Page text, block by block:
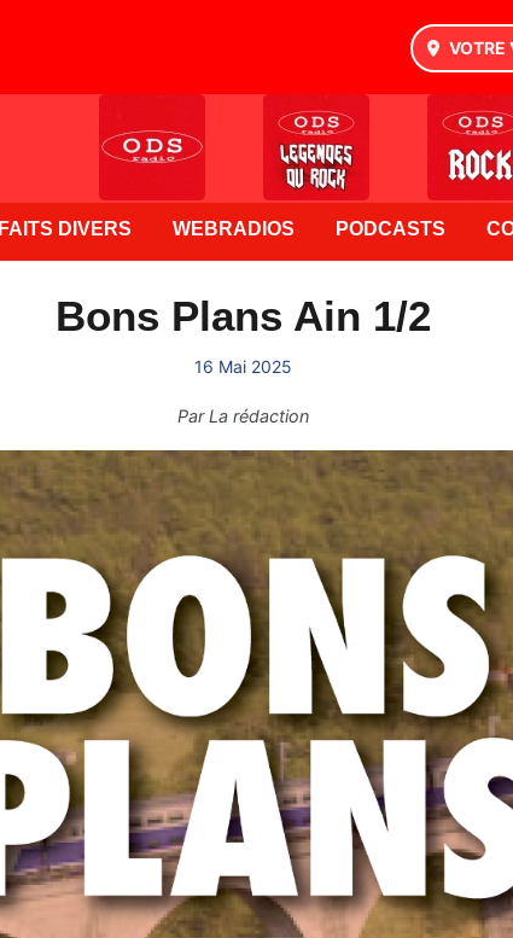
VOTRE
FAITS DIVERS WEBRADIOS PODCASTS
Bons Plans Ain 1/2
16 Mai 2025
ParLa rédaction